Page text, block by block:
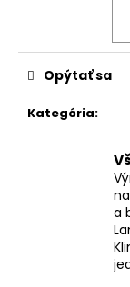
Kategória:
Opýtať sa
a